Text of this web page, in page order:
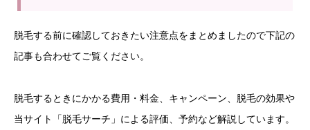
脱毛する前に確認しておきたい注意点をまとめましたので下記の
記事も合わせてご覧ください。
脱毛するときにかかる費用・料金、キャンペーン、脱毛の効果や
当サイト「脱毛サーチ」による評価、予約など解説しています。